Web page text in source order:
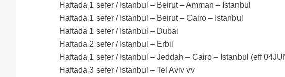
Haftada 1 sefer / Istanbul – Beirut – Amman – Istanbul
Haftada 1 sefer / Istanbul – Beirut – Cairo – Istanbul
Haftada 1 sefer / Istanbul – Dubai
Haftada 2 sefer / Istanbul – Erbil
Haftada 1 sefer / Istanbul – Jeddah – Cairo – Istanbul (eff
Haftada 3 sefer / Istanbul – Tel Aviv vv